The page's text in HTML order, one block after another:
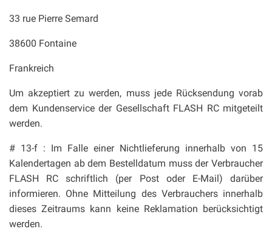
33 rue Pierre Semard
38600 Fontaine
Frankreich
Um akzeptiert zu werden, muss jede Rücksendung vorab
dem Kundenservice der Gesellschaft FLASH RC mitgeteilt
werden.
# 13-f : Im Falle einer Nichtlieferung innerhalb von 15
Kalendertagen ab dem Bestelldatum muss der Verbraucher
FLASH RC schriftlich (per Post oder E-Mail) darüber
informieren. Ohne Mitteilung des Verbrauchers innerhalb
dieses Zeitraums kann keine Reklamation berücksichtigt
werden.